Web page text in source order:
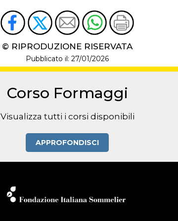
© RIPRODUZIONE RISERVATA
Pubblicato il: 27/01/2026
Corso Formaggi
Visualizza tutti i corsi disponibili
APPROFONDISCI